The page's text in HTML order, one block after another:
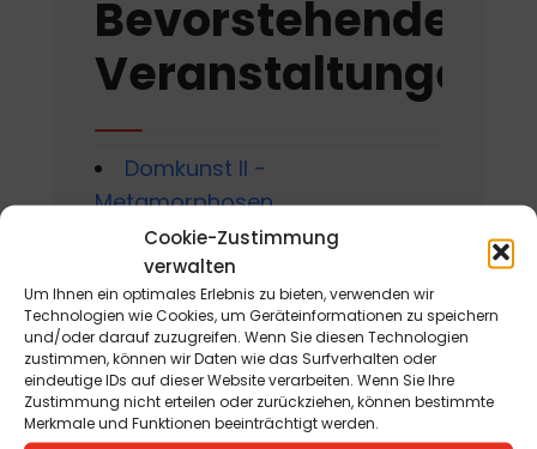
Cookie-Zustimmung
verwalten
Um Ihnen ein optimales Erlebnis zu bieten, verwenden wir
Technologien wie Cookies, um Geräteinformationen zu speichern
und/oder darauf zuzugreifen. Wenn Sie diesen Technologien
zustimmen, können wir Daten wie das Surfverhalten oder
eindeutige IDs auf dieser Website verarbeiten. Wenn Sie Ihre
Zustimmung nicht erteilen oder zurückziehen, können bestimmte
Merkmale und Funktionen beeinträchtigt werden.
Bevorstehende
Veranstaltungen
Domkunst II -
Metamorphosen
am 1. Mai 2026 - 31. Oktober
2026
Gackern 2026
am 7. August 2026 - 16. August
2026